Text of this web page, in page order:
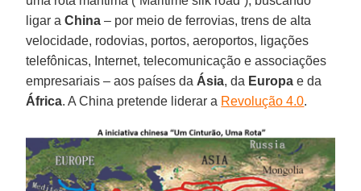
ligar aChina – por meio de ferrovias, trens de alta
velocidade, rodovias, portos, aeroportos, ligações
telefônicas, Internet, telecomunicação e associações
empresariais – aos países da Ásia, da Europa e da
África. A China pretende liderar a Revolução 4.0.